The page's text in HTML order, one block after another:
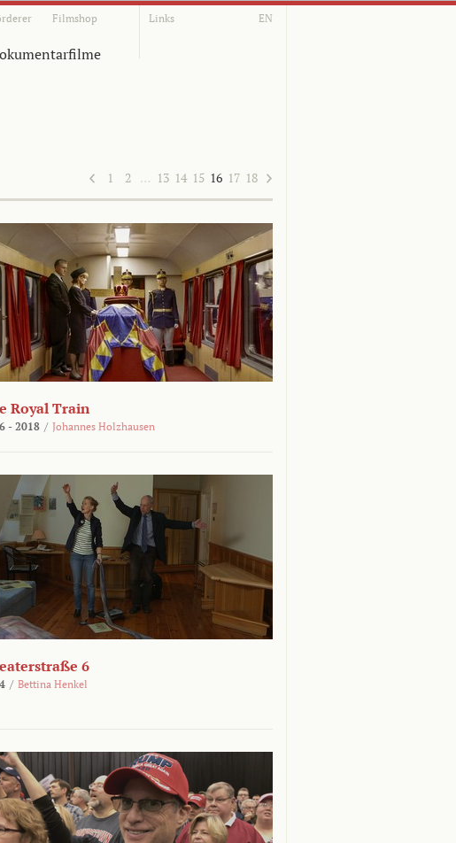
Filmshop Links EN
1 2 … 13 14 15 16 17 18
Royal Train
- 2018 / Johannes Holzhausen
6
/ Bettina Henkel